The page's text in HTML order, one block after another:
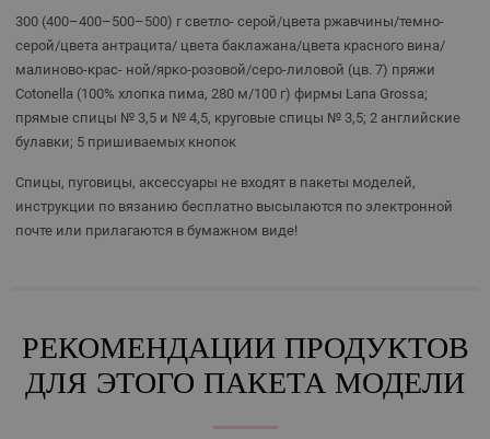
300 (400–400–500–500) г светло- серой/цвета ржавчины/темно-
серой/цвета антрацита/ цвета баклажана/цвета красного вина/
малиново-крас- ной/ярко-розовой/серо-лиловой (цв. 7) пряжи
Cotonella (100% хлопка пима, 280 м/100 г) фирмы Lana Grossa;
прямые спицы № 3,5 и № 4,5, круговые спицы № 3,5; 2 английские
булавки; 5 пришиваемых кнопок
Спицы, пуговицы, аксессуары не входят в пакеты моделей,
инструкции по вязанию бесплатно высылаются по электронной
почте или прилагаются в бумажном виде!
РЕКОМЕНДАЦИИ ПРОДУКТОВ
ДЛЯ ЭТОГО ПАКЕТА МОДЕЛИ